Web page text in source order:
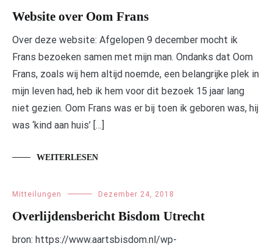
Website over Oom Frans
Over deze website: Afgelopen 9 december mocht ik
Frans bezoeken samen met mijn man. Ondanks dat Oom
Frans, zoals wij hem altijd noemde, een belangrijke plek in
mijn leven had, heb ik hem voor dit bezoek 15 jaar lang
niet gezien. Oom Frans was er bij toen ik geboren was, hij
was ‘kind aan huis’ […]
WEITERLESEN
Mitteilungen Dezember 24, 2018
Overlijdensbericht Bisdom Utrecht
bron: https://www.aartsbisdom.nl/wp-